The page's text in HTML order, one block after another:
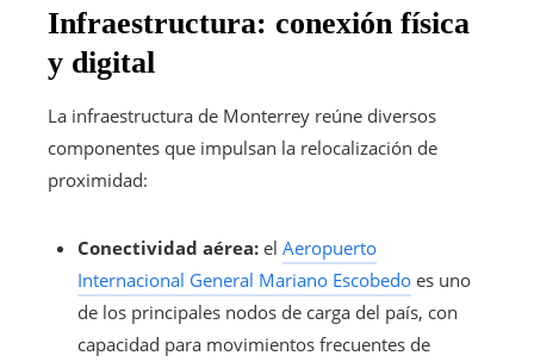
Infraestructura: conexión física
y digital
La infraestructura de Monterrey reúne diversos
componentes que impulsan la relocalización de
proximidad:
Conectividad aérea: el Aeropuerto
Internacional General Mariano Escobedo es uno
de los principales nodos de carga del país, con
capacidad para movimientos frecuentes de